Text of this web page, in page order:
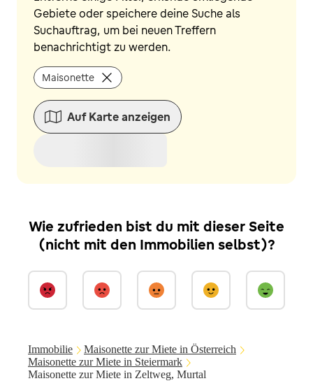
Gebiete oder speichere deine Suche als
Suchauftrag, um bei neuen Treffern
benachrichtigt zu werden.
Maisonette
Auf Karte anzeigen
Wie zufrieden bist du mit dieser Seite
(nicht mit den Immobilien selbst)?
Immobilie
Maisonette zur Miete in Österreich
Maisonette zur Miete in Steiermark
Maisonette zur Miete in Zeltweg, Murtal